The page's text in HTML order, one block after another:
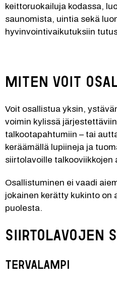
keittoruokailuja kodassa,
saunomista, uintia sekä
hyvinvointivaikutuksiin
Miten voit
Voit osallistua yksin,
voimin kylissä
talkootapahtumiin – tai
keräämällä lupiineja ja
siirtolavoille talkooviikkojen
Osallistuminen ei vaadi
jokainen kerätty kukinto on
puolesta.
Siirtolavojen
Tervalampi